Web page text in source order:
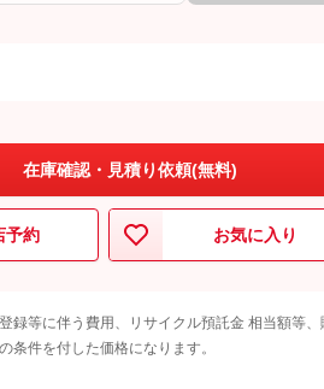
在庫確認・見積り依頼(無料)
予約 お気に入り
等に伴う費用、リサイクル預託金 相当額等
条件を付した価格になります。